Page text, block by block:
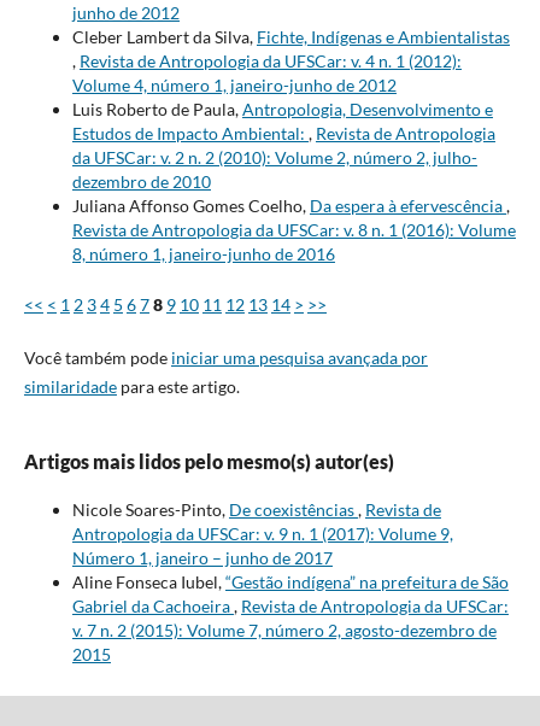
junho de 2012
Cleber Lambert da Silva, Fichte, Indígenas e Ambientalistas
, Revista de Antropologia da UFSCar: v. 4 n. 1 (2012):
Volume 4, número 1, janeiro-junho de 2012
Luis Roberto de Paula,Antropologia, Desenvolvimento e
Estudos de Impacto Ambiental: , Revista de Antropologia
da UFSCar: v. 2 n. 2 (2010): Volume 2, número 2, julho-
dezembro de 2010
Juliana Affonso Gomes Coelho, Da espera à efervescência,
Revista de Antropologia da UFSCar: v. 8 n. 1 (2016): Volume
8, número 1, janeiro-junho de 2016
<< < 1 2 34 5 678 9 10 11 12 13 14 > >>
Você também pode iniciar uma pesquisa avançada por
similaridadepara este artigo.
Artigos mais lidos pelo mesmo(s) autor(es)
Nicole Soares-Pinto, De coexistências, Revista de
Antropologia da UFSCar: v. 9 n. 1 (2017): Volume 9,
Número 1, janeiro – junho de 2017
Aline Fonseca Iubel,“Gestão indígena” na prefeitura de São
Gabriel da Cachoeira, Revista de Antropologia da UFSCar:
v. 7 n. 2 (2015): Volume 7, número 2, agosto-dezembro de
2015